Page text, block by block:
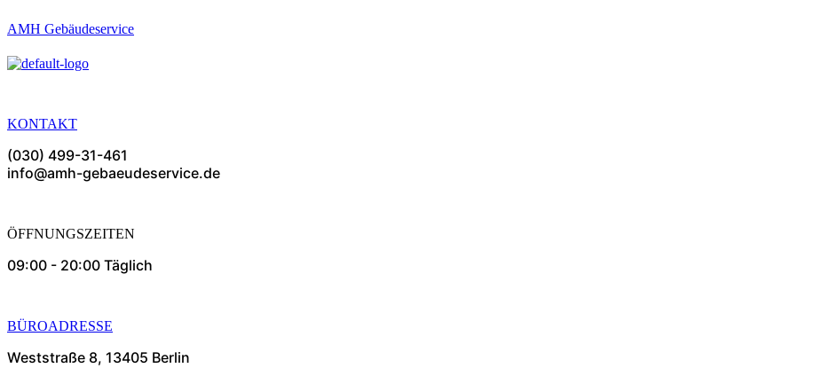
AMH Gebäudeservice
KONTAKT
(030) 499-31-461
info@amh-gebaeudeservice.de
ÖFFNUNGSZEITEN
09:00 - 20:00 Täglich
BÜROADRESSE
Weststraße 8, 13405 Berlin